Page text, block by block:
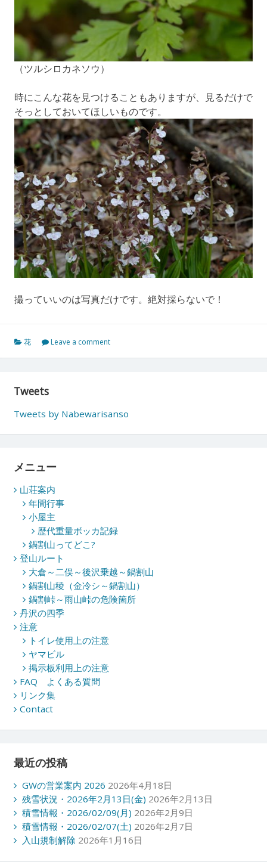
（ツルシロカネソウ）
時にこんな花を見つけることもありますが、見るだけで
そっとしておいてほしいものです。
撮っていいのは写真だけです。絶対採らないで！
花 Leave a comment
Tweets
Tweets by Nabewarisanso
メニュー
山荘案内
年間行事
小屋主
歴代重量ボッカ記録
鍋割山ってどこ?
登山ルート
大倉～二俣～後沢乗越～鍋割山
鍋割山稜（金冷シ～鍋割山）
鍋割峠～雨山峠の危険箇所
丹沢の四季
注意
トイレ使用上の注意
ヤマビル
掲示板利用上の注意
FAQ よくある質問
リンク集
Contact
最近の投稿
GWの営業案内 2026 2026年4月18日
残雪状況・2026年2月13日(金) 2026年2月13日
積雪情報・2026/02/09(月) 2026年2月9日
積雪情報・2026/02/07(土) 2026年2月7日
入山規制解除 2026年1月16日